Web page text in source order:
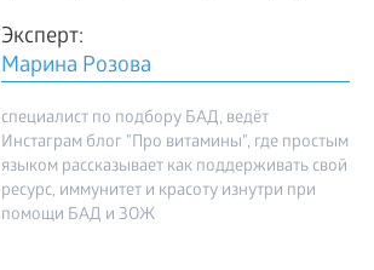
Эксперт:
Марина Розова
специалист по подбору БАД, ведёт
Инстаграм блог "Про витамины", где простым
языком рассказывает как поддерживать свой
ресурс, иммунитет и красоту изнутри при
помощи БАД и ЗОЖ